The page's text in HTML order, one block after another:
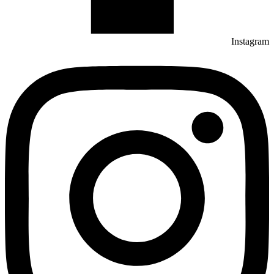
Instagram